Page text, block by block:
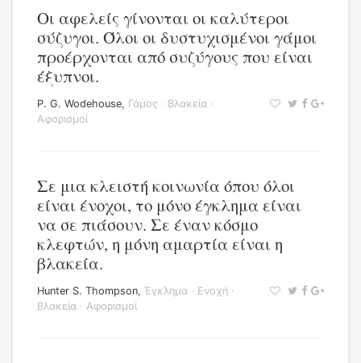
Οι αφελείς γίνονται οι καλύτεροι
σύζυγοι. Όλοι οι δυστυχισμένοι γάμοι
προέρχονται από συζύγους που είναι
έξυπνοι.
P. G. Wodehouse, Γάμος · Βλακεία ·
Αφορισμοί
Σε μια κλειστή κοινωνία όπου όλοι
είναι ένοχοι, το μόνο έγκλημα είναι
να σε πιάσουν. Σε έναν κόσμο
κλεφτών, η μόνη αμαρτία είναι η
βλακεία.
Hunter S. Thompson, Έγκλημα · Ενοχή ·
Βλακεία · Αφορισμοί